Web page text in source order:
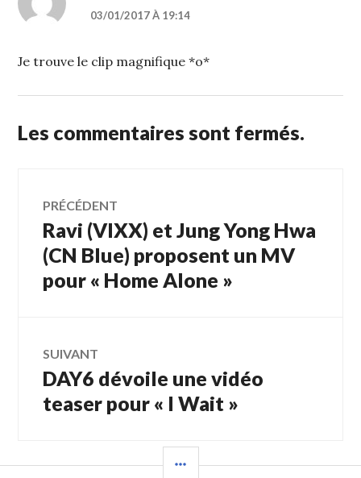
03/01/2017 À 19:14
Je trouve le clip magnifique *o*
Les commentaires sont fermés.
Navigation
de
l’article
PRÉCÉDENT
Article
précédent :
Ravi (VIXX) et Jung Yong Hwa
(CN Blue) proposent un MV
pour « Home Alone »
SUIVANT
Article
DAY6 dévoile une vidéo
teaser pour « I Wait »